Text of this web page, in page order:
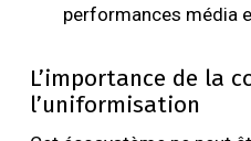
performances média
L’importance de la
l’uniformisation